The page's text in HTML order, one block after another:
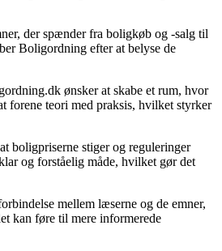
der spænder fra boligkøb og -salg til
Boligordning efter at belyse de
ønsker at skabe et rum, hvor
forene teori med praksis, hvilket styrker
boligpriserne stiger og reguleringer
og forståelig måde, hvilket gør det
mellem læserne og de emner,
kan føre til mere informerede